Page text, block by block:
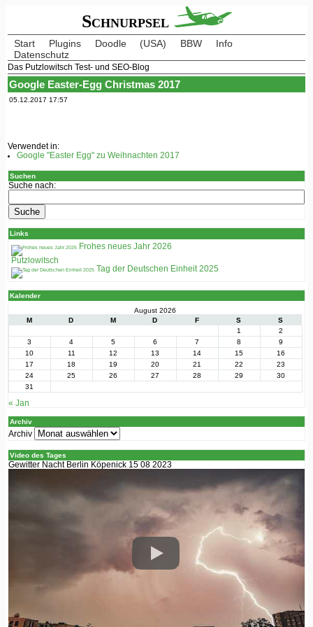
Schnurpsel
Start Plugins Doodle (USA) BBW
Info
Datenschutz
Das Putzlowitsch Test- und SEO-Blog
Google Easter-Egg Christmas 2017
05.12.2017 17:57
Verwendet in:
Google "Easter Egg" zu Weihnachten 2017
Suchen
Suche nach:
Links
Frohes neues Jahr 2026
Putzlowitsch
Tag der Deutschen Einheit 2025
Kalender
August 2026
M
D M D F S
S
1
2
3
4 5 6 7 8
9
10
11 12 13 14 15
16
17
18 19 20 21 22
23
24
25 26 27 28 29
30
31
« Jan
Archiv
Archiv
Video des Tages
Gewitter Nacht Berlin Köpenick 15 08 2023